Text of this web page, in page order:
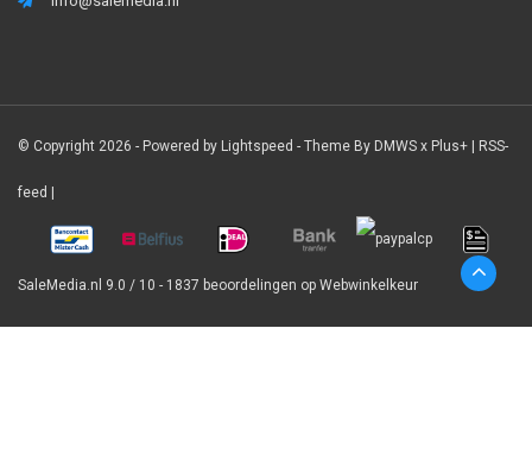
© Copyright 2026 - Powered by Lightspeed - Theme By DMWS x Plus+ RSS-
feed
SaleMedia.nl 9.0 / 10 - 1837 beoordelingen op Webwinkelkeur